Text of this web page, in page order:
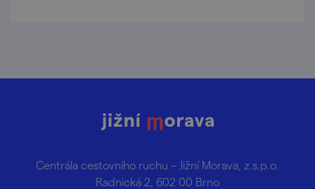
Centrála cestovního ruchu – Jižní Morava, z.s.p.o.
Radnická 2, 602 00 Brno